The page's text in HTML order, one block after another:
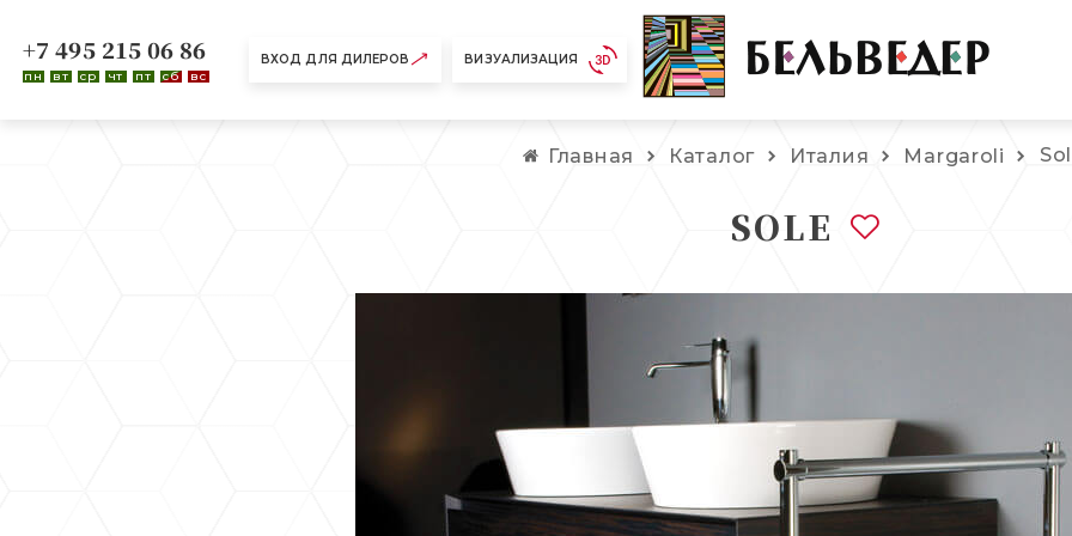
ВХОД ДЛЯ ДИЛЕРОВ ВИЗУАЛИЗАЦИЯ
+7 495 215 06 86
пн вт ср чт пт сб вс
Главная Каталог Италия Margaroli
SOLE